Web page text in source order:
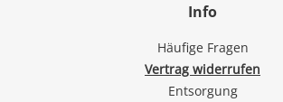
Info
Häufige Fragen
Vertrag widerrufen
Entsorgung